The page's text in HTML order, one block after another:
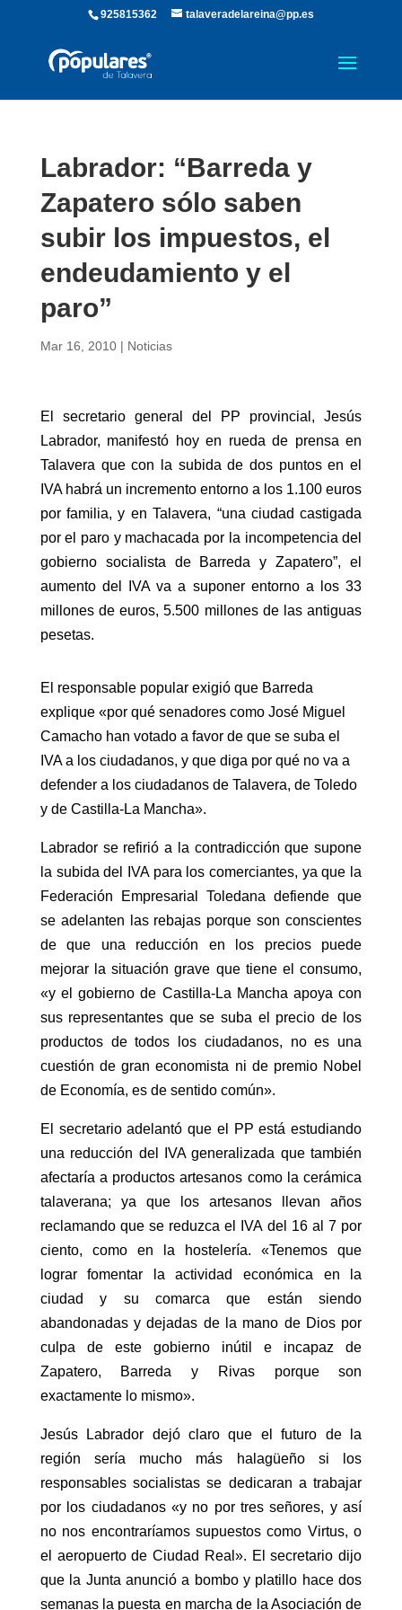
925815362 talaveradelareina@pp.es
Labrador: “Barreda y
Zapatero sólo saben
subir los impuestos, el
endeudamiento y el
paro”
Mar 16, 2010| Noticias
El secretario general del PP provincial, Jesús
Labrador, manifestó hoy en rueda de prensa en
Talavera que con la subida de dos puntos en el
IVA habrá un incremento entorno a los 1.100 euros
por familia, y en Talavera, “una ciudad castigada
por el paro y machacada por la incompetencia del
gobierno socialista de Barreda y Zapatero”, el
aumento del IVA va a suponer entorno a los 33
millones de euros, 5.500 millones de las antiguas
pesetas.
El responsable popular exigió que Barreda
explique «por qué senadores como José Miguel
Camacho han votado a favor de que se suba el
IVA a los ciudadanos, y que diga por qué no va a
defender a los ciudadanos de Talavera, de Toledo
y de Castilla-La Mancha».
Labrador se refirió a la contradicción que supone
la subida del IVA para los comerciantes, ya que la
Federación Empresarial Toledana defiende que
se adelanten las rebajas porque son conscientes
de que una reducción en los precios puede
mejorar la situación grave que tiene el consumo,
«y el gobierno de Castilla-La Mancha apoya con
sus representantes que se suba el precio de los
productos de todos los ciudadanos, no es una
cuestión de gran economista ni de premio Nobel
de Economía, es de sentido común».
El secretario adelantó que el PP está estudiando
una reducción del IVA generalizada que también
afectaría a productos artesanos como la cerámica
talaverana; ya que los artesanos llevan años
reclamando que se reduzca el IVA del 16 al 7 por
ciento, como en la hostelería. «Tenemos que
lograr fomentar la actividad económica en la
ciudad y su comarca que están siendo
abandonadas y dejadas de la mano de Dios por
culpa de este gobierno inútil e incapaz de
Zapatero, Barreda y Rivas porque son
exactamente lo mismo».
Jesús Labrador dejó claro que el futuro de la
región sería mucho más halagüeño si los
responsables socialistas se dedicaran a trabajar
por los ciudadanos «y no por tres señores, y así
no nos encontraríamos supuestos como Virtus, o
el aeropuerto de Ciudad Real». El secretario dijo
que la Junta anunció a bombo y platillo hace dos
semanas la puesta en marcha de la Asociación de